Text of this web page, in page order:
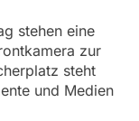
stehen eine
zur
steht
und Medien